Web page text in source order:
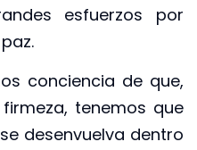
esfuerzos por
conciencia de que,
tenemos que
desenvuelva dentro